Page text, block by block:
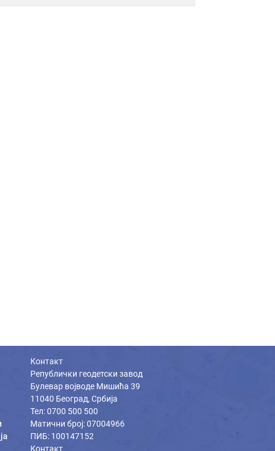
Контакт
Републички геодетски завод
Булевар војводе Мишића 39
11040 Београд, Србија
Тел: 0700 500 500
Матични број: 07004966
ПИБ: 100147152
Контакт